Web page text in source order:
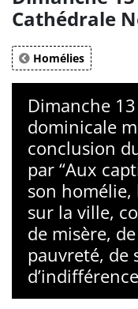
Cathédrale
Homélies
Dimanche
dominicale
conclusion
par “Aux
son homélie,
sur la ville,
de misère,
pauvreté, de